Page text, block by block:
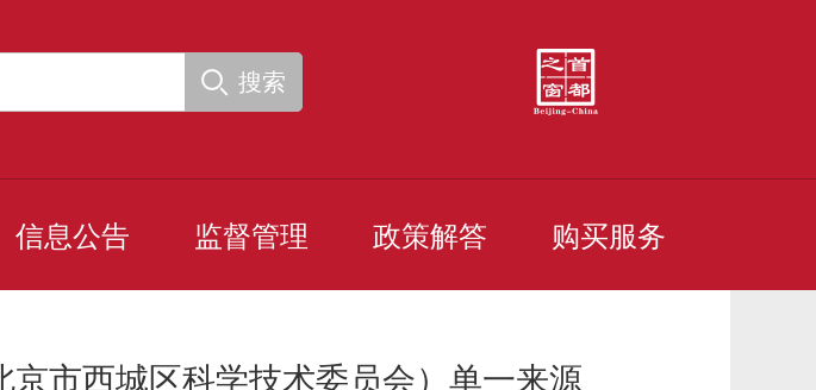
搜索
信息公告 监督管理 政策解答 购买服务
市西城区科学技术委员会）单一来源